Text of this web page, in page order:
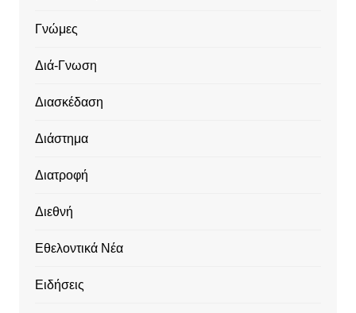
Γνώμες
Διά-Γνωση
Διασκέδαση
Διάστημα
Διατροφή
Διεθνή
Εθελοντικά Νέα
Ειδήσεις